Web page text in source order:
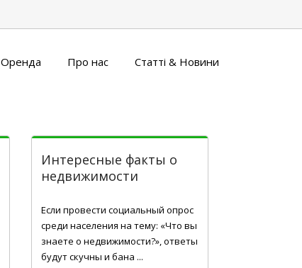
Оренда Про нас Статті & Новини
Интересные факты о
недвижимости
Если провести социальный опрос
среди населения на тему: «Что вы
знаете о недвижимости?», ответы
будут скучны и бана ...